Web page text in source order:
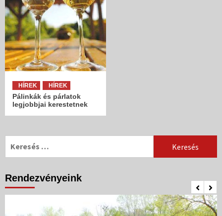
HÍREK HÍREK
Pálinkák és párlatok
legjobbjai kerestetnek
Keresés:
Rendezvényeink